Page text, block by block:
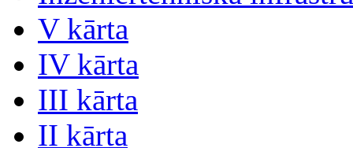
V kārta
IV kārta
III kārta
II kārta